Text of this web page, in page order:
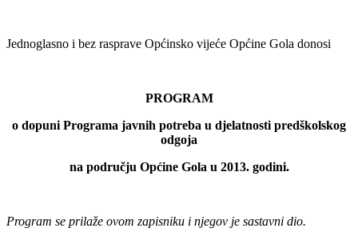
Jednoglasno i bez rasprave Općinsko vijeće Općine Gola donosi
PROGRAM
o dopuni Programa javnih potreba u djelatnosti predškolskog
odgoja
na području Općine Gola u 2013. godini.
Program se prilaže ovom zapisniku i njegov je sastavni dio.